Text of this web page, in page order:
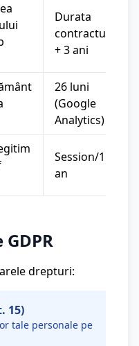
Durata
contractului
+ 3 ani
26 luni
(Google
Analytics)
Session/1
an
drepturi:
15)
tale personale pe